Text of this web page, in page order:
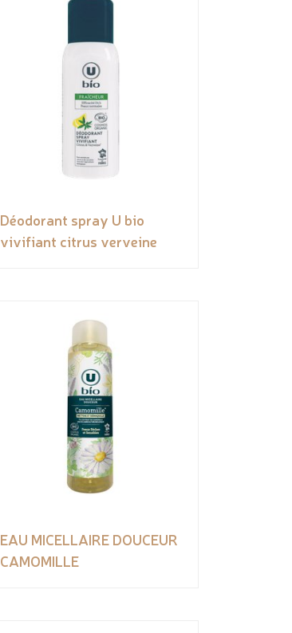
Déodorant spray U bio
vivifiant citrus verveine
EAU MICELLAIRE DOUCEUR
CAMOMILLE